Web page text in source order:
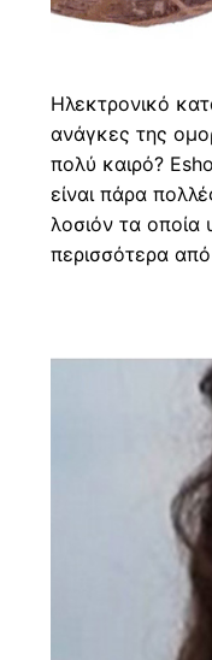
Ηλεκτρονικό
ανάγκες της
πολύ καιρό?
είναι πάρα
λοσιόν τα οποία
περισσότερα